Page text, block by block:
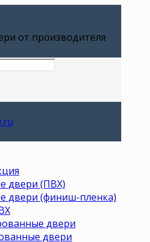
от производителя
двери (ПВХ)
двери (финиш-пленка)
двери
двери